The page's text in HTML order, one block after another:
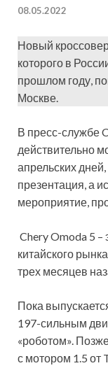
08.05.2022
Новый
которого в
прошлом году,
Москве.
В пресс-службе
действительно
апрельских
презентация, а
мероприятие,
Chery Omoda 5
китайского
трех месяцев
Пока
197-сильным
«роботом».
с мотором 1.5 от